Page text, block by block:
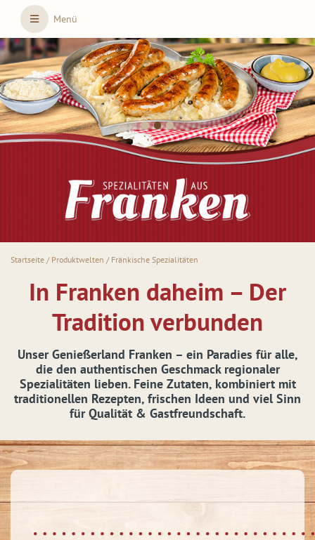
Skip to main content
Menü
Startseite / Produktwelten / Fränkische Spezialitäten
In Franken daheim – Der
Tradition verbunden
Unser Genießerland Franken – ein Paradies für alle,
die den authentischen Geschmack regionaler
Spezialitäten lieben. Feine Zutaten, kombiniert mit
traditionellen Rezepten, frischen Ideen und viel Sinn
für Qualität & Gastfreundschaft.